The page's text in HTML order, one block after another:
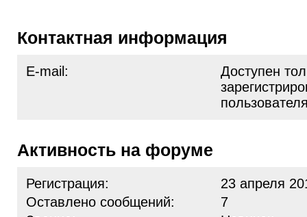
Контактная информация
E-mail:
Доступен
Активность на форуме
Регистрация:
23 апреля
Оставлено сообщений:
7